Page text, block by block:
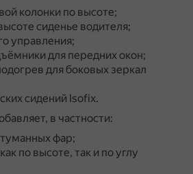
колонки по высоте;
сиденье водителя;
управления;
для передних окон;
для боковых зеркал
сидений Isofix.
в частности:
фар;
по высоте, так и по углу